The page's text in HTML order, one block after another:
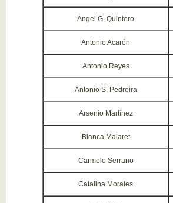
Angel G. Quintero
Antonio Acarón
Antonio Reyes
Antonio S. Pedreira
Arsenio Martínez
Blanca Malaret
Carmelo Serrano
Catalina Morales